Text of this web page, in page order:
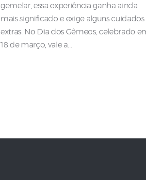
gemelar, essa experiência ganha ainda
mais significado e exige alguns cuidados
extras. No Dia dos Gêmeos, celebrado
18 de março, vale a…